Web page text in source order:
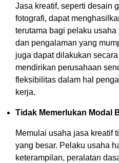
Jasa kreatif, seperti desain
fotografi, dapat
terutama bagi pelaku
dan pengalaman yang
juga dapat dilakukan
mendirikan perusahaan
fleksibilitas dalam hal
kerja.
Tidak Memerlukan Modal
Memulai usaha jasa kreatif
yang besar. Pelaku usaha
keterampilan, peralatan